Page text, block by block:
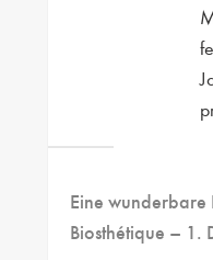
Eine wunderbare
Biosthétique – 1.